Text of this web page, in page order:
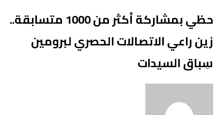
حظي بمشاركة أكثر من 1000 متسابقة..
زين راعي الاتصالات الحصري لبرومين
سِباق السيدات